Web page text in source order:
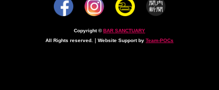
Copyright ©BAR SANCTUARY
All Rights reserved.｜Website Support by Team-POCs